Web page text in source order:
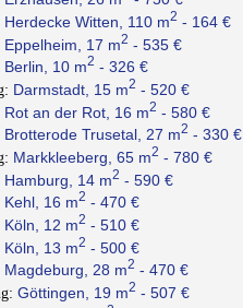
Herdecke Witten, 110 m2 - 164 €
Eppelheim, 17 m2 - 535 €
Berlin, 10 m2 - 326 €
Darmstadt, 15 m2 - 520 €
Rot an der Rot, 16 m2 - 580 €
Brotterode Trusetal, 27 m2 - 330 €
Markkleeberg, 65 m2 - 780 €
Hamburg, 14 m2 - 590 €
Kehl, 16 m2 - 470 €
Köln, 12 m2 - 510 €
Köln, 13 m2 - 500 €
Magdeburg, 28 m2 - 470 €
Göttingen, 19 m2 - 507 €